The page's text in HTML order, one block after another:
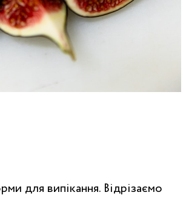
для випікання. Відрізаємо